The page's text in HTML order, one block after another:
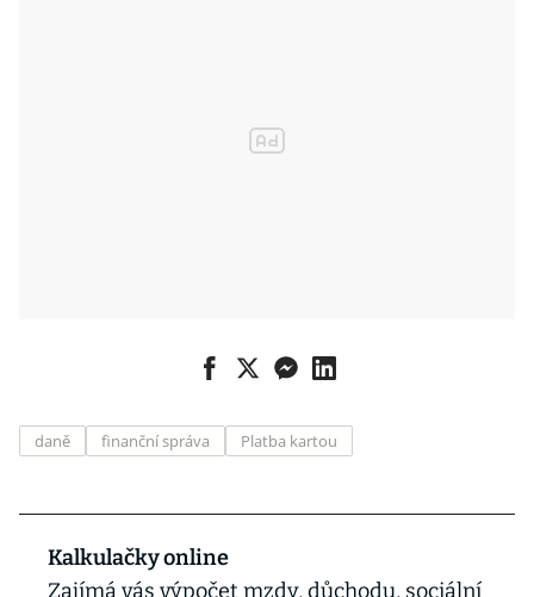
daně finanční správa Platba kartou
Kalkulačky online
Zajímá vás výpočet mzdy, důchodu, sociální